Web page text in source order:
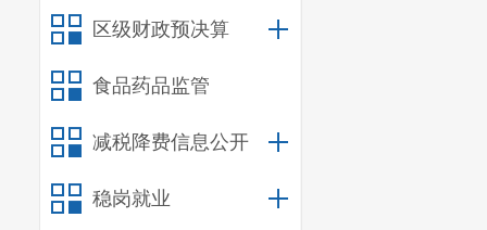
区级财政预决算
食品药品监管
减税降费信息公开
稳岗就业